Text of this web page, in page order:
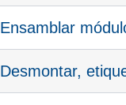
Ensamblar
Desmontar,